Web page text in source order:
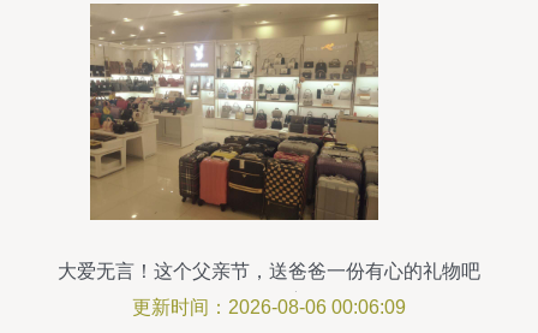
大爱无言！这个父亲节，送爸爸一份有心的礼物吧
——箱包销售主题活动
更新时间：2026-08-06 00:06:09